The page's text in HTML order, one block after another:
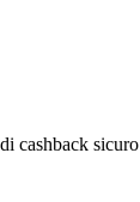
cashback sicuro